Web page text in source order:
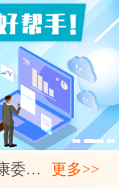
健... 更多>>